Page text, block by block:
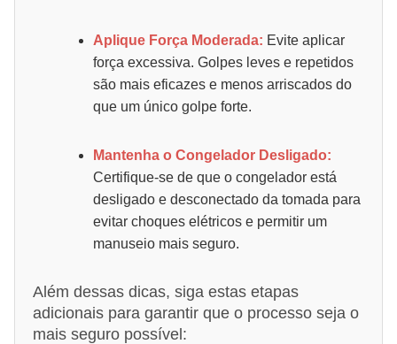
Aplique Força Moderada: Evite aplicar
força excessiva. Golpes leves e repetidos
são mais eficazes e menos arriscados do
que um único golpe forte.
Mantenha o Congelador Desligado:
Certifique-se de que o congelador está
desligado e desconectado da tomada para
evitar choques elétricos e permitir um
manuseio mais seguro.
Além dessas dicas, siga estas etapas
adicionais para garantir que o processo seja o
mais seguro possível: